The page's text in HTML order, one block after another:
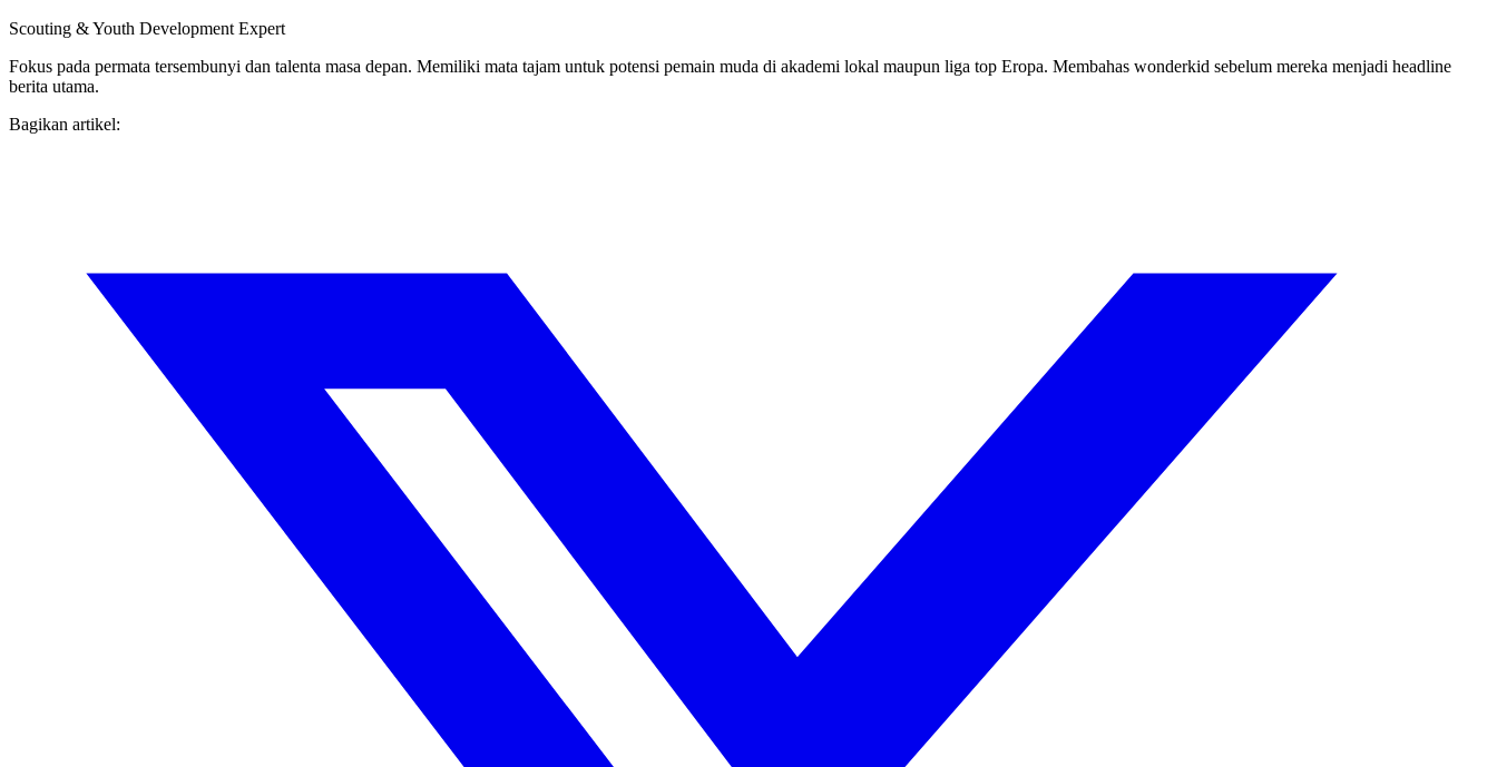
Scouting & Youth Development Expert
Fokus pada permata tersembunyi dan talenta masa depan. Memiliki mata tajam untuk potensi pemain muda di akademi lokal maupun liga top Eropa. Membahas wonderkid sebelum mereka menjadi headline
berita utama.
Bagikan artikel: